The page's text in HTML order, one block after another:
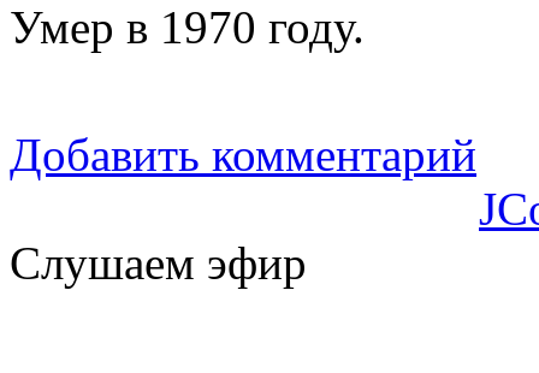
Умер в 1970 году.
Добавить комментарий
Слушаем эфир